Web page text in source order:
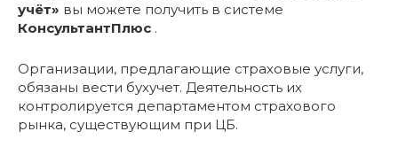
учёт» вы можете получить в системе
КонсультантПлюс .
Организации, предлагающие страховые услуги,
обязаны вести бухучет. Деятельность их
контролируется департаментом страхового
рынка, существующим при ЦБ.